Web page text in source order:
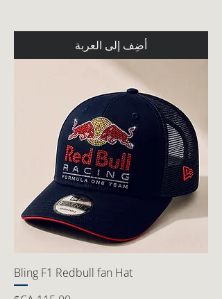
أضِف إلى العربة
Bling F1 Redbull fan Hat